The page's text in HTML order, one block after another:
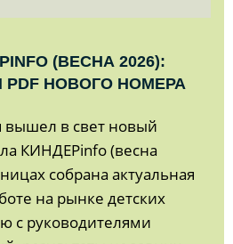
(ВЕСНА 2026):
НОВОГО НОМЕРА
вышел в свет новый
КИНДЕРinfo (весна
собрана актуальная
на рынке детских
с руководителями